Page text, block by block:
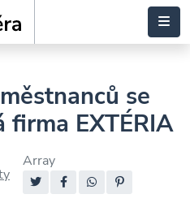
se
EXTÉRIA
Sdílejte:
Array